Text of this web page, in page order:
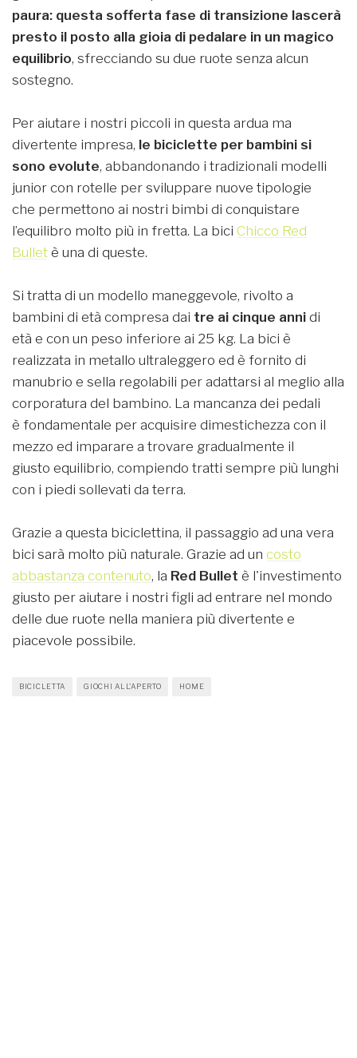
paura: questa sofferta fase di transizione lascerà
presto il posto alla gioia di pedalare in un magico
equilibrio, sfrecciando su due ruote senza alcun
sostegno.
Per aiutare i nostri piccoli in questa ardua ma
divertente impresa, le biciclette per bambini si
sono evolute, abbandonando i tradizionali modelli
junior con rotelle per sviluppare nuove tipologie
che permettono ai nostri bimbi di conquistare
l’equilibro molto più in fretta. La bici Chicco Red
Bullet è una di queste.
Si tratta di un modello maneggevole, rivolto a
bambini di età compresa dai tre ai cinque anni di
età e con un peso inferiore ai 25 kg. La bici è
realizzata in metallo ultraleggero ed è fornito di
manubrio e sella regolabili per adattarsi al meglio alla
corporatura del bambino. La mancanza dei pedali
è fondamentale per acquisire dimestichezza con il
mezzo ed imparare a trovare gradualmente il
giusto equilibrio, compiendo tratti sempre più lunghi
con i piedi sollevati da terra.
Grazie a questa biciclettina, il passaggio ad una vera
bici sarà molto più naturale. Grazie ad un costo
abbastanza contenuto, la Red Bullet è l'investimento
giusto per aiutare i nostri figli ad entrare nel mondo
delle due ruote nella maniera più divertente e
piacevole possibile.
BICICLETTA GIOCHI ALL'APERTO HOME